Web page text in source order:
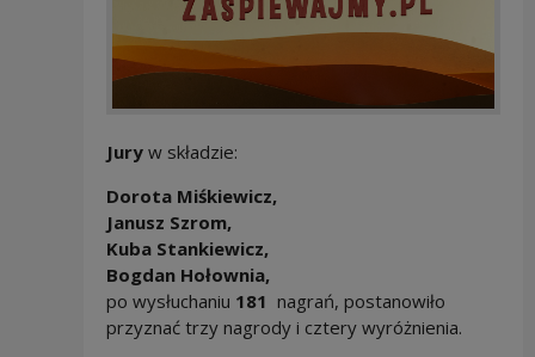
Juryw składzie:
Dorota Miśkiewicz,
Janusz Szrom,
Kuba Stankiewicz,
Bogdan Hołownia,
po wysłuchaniu 181 nagrań, postanowiło
przyznać trzy nagrody i cztery wyróżnienia.